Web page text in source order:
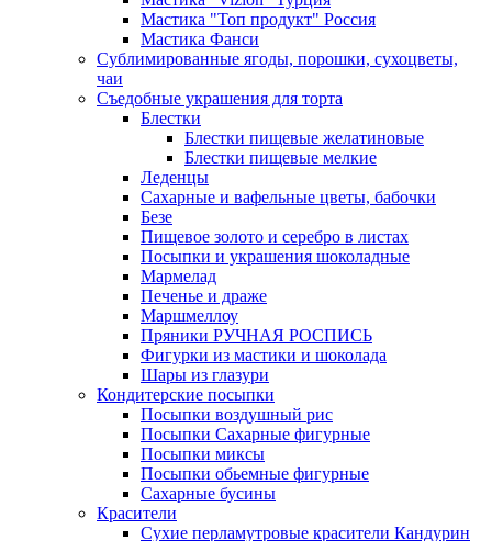
Мастика "Топ продукт" Россия
Мастика Фанси
Сублимированные ягоды, порошки, сухоцветы,
чаи
Съедобные украшения для торта
Блестки
Блестки пищевые желатиновые
Блестки пищевые мелкие
Леденцы
Сахарные и вафельные цветы, бабочки
Безе
Пищевое золото и серебро в листах
Посыпки и украшения шоколадные
Мармелад
Печенье и драже
Маршмеллоу
Пряники РУЧНАЯ РОСПИСЬ
Фигурки из мастики и шоколада
Шары из глазури
Кондитерские посыпки
Посыпки воздушный рис
Посыпки Сахарные фигурные
Посыпки миксы
Посыпки обьемные фигурные
Сахарные бусины
Красители
Сухие перламутровые красители Кандурин